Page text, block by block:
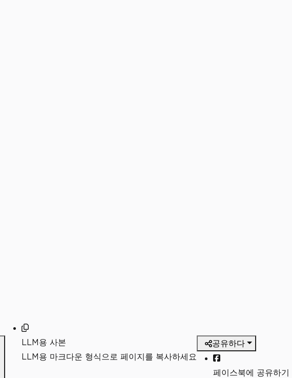
LLM용 사본
LLM용 마크다운 형식으로 페이지를 복사하세요
공유하다
페이스북에 공유하기